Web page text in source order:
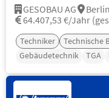
GESOBAU AG Berlin
64.407,53 €/Jahr
Techniker Technische
Gebäudetechnik
TGA